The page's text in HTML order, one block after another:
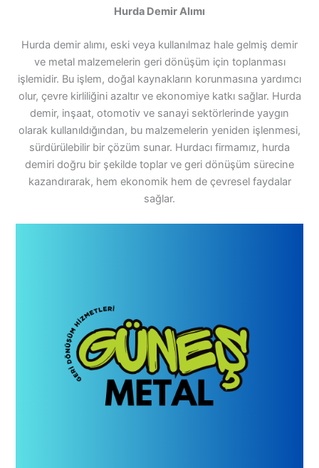
Hurda Demir Alımı
Hurda demir alımı, eski veya kullanılmaz hale gelmiş demir
ve metal malzemelerin geri dönüşüm için toplanması
işlemidir. Bu işlem, doğal kaynakların korunmasına yardımcı
olur, çevre kirliliğini azaltır ve ekonomiye katkı sağlar. Hurda
demir, inşaat, otomotiv ve sanayi sektörlerinde yaygın
olarak kullanıldığından, bu malzemelerin yeniden işlenmesi,
sürdürülebilir bir çözüm sunar. Hurdacı firmamız, hurda
demiri doğru bir şekilde toplar ve geri dönüşüm sürecine
kazandırarak, hem ekonomik hem de çevresel faydalar
sağlar.